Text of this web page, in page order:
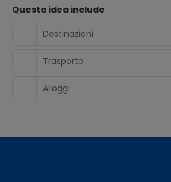
Questa idea include
Destinazioni
Trasporto
Alloggi